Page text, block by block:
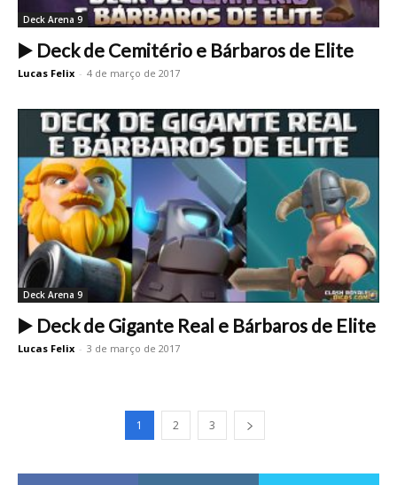
Deck Arena 9
▶️ Deck de Cemitério e Bárbaros de Elite
Lucas Felix - 4 de março de 2017
Deck Arena 9
▶️ Deck de Gigante Real e Bárbaros de Elite
Lucas Felix - 3 de março de 2017
1 2 3